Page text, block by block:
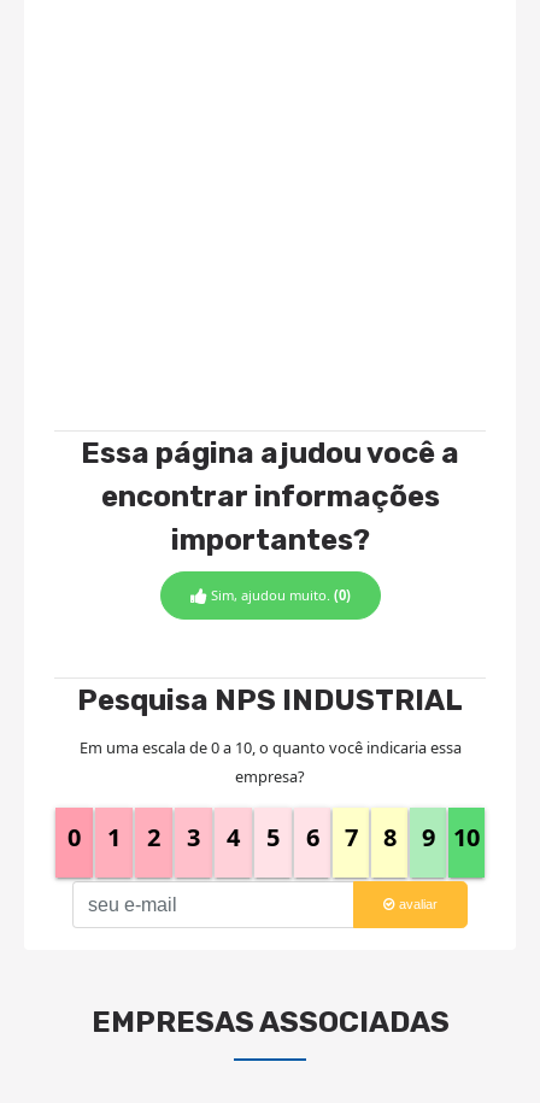
Essa página ajudou você a
encontrar informações
importantes?
Sim, ajudou muito. (0)
Pesquisa NPS INDUSTRIAL
Em uma escala de 0 a 10, o quanto você indicaria essa
empresa?
0 1 2 3 4 5 6 7 8 9 10
avaliar
EMPRESAS ASSOCIADAS